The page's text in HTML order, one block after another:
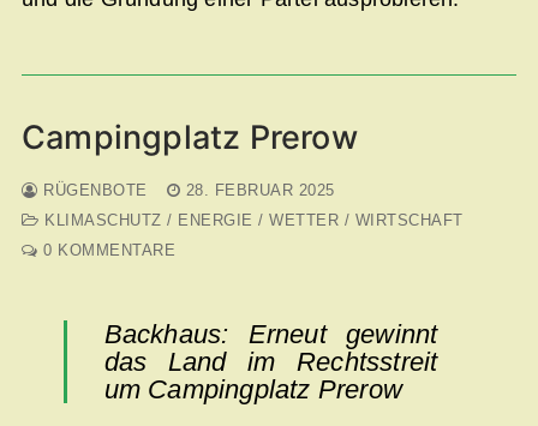
Campingplatz Prerow
RÜGENBOTE
28. FEBRUAR 2025
KLIMASCHUTZ / ENERGIE / WETTER / WIRTSCHAFT
0 KOMMENTARE
Backhaus: Erneut gewinnt
das Land im Rechtsstreit
um Campingplatz Prerow